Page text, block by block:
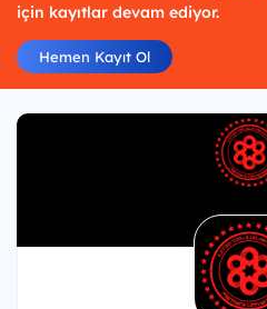
için kayıtlar devam ediyor.
Hemen Kayıt Ol